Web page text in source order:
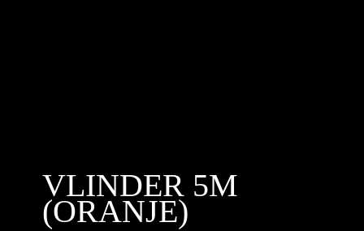
VLINDER 5M
(ORANJE)